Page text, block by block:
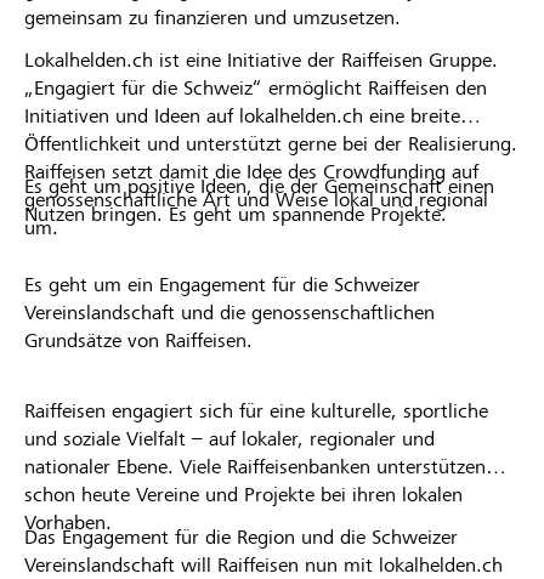
gemeinsam zu finanzieren und umzusetzen.
Lokalhelden.ch ist eine Initiative der Raiffeisen Gruppe.
„Engagiert für die Schweiz“ ermöglicht Raiffeisen den
Initiativen und Ideen auf lokalhelden.ch eine breite
Öffentlichkeit und unterstützt gerne bei der Realisierung.
Raiffeisen setzt damit die Idee des Crowdfunding auf
genossenschaftliche Art und Weise lokal und regional
um.
Es geht um positive Ideen, die der Gemeinschaft einen
Nutzen bringen. Es geht um spannende Projekte.
Es geht um ein Engagement für die Schweizer
Vereinslandschaft und die genossenschaftlichen
Grundsätze von Raiffeisen.
Raiffeisen engagiert sich für eine kulturelle, sportliche
und soziale Vielfalt – auf lokaler, regionaler und
nationaler Ebene. Viele Raiffeisenbanken unterstützen
schon heute Vereine und Projekte bei ihren lokalen
Vorhaben.
Das Engagement für die Region und die Schweizer
Vereinslandschaft will Raiffeisen nun mit lokalhelden.ch